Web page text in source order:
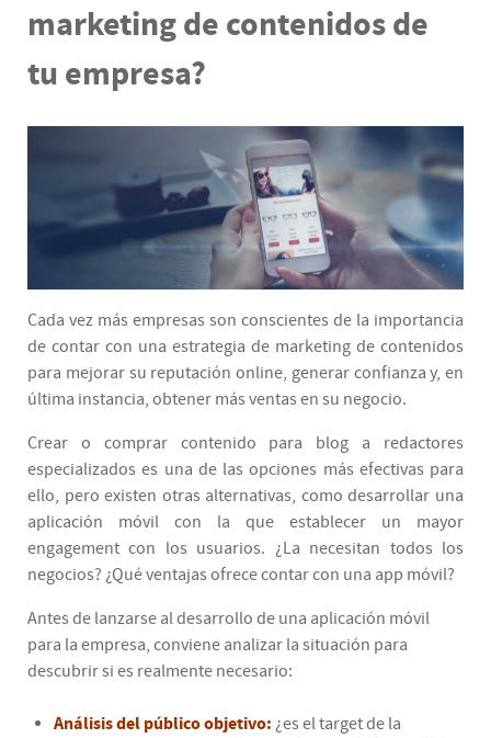
marketing de contenidos de
tu empresa?
Cada vez más empresas son conscientes de la importancia
de contar con una estrategia de marketing de contenidos
para mejorar su reputación online, generar confianza y, en
última instancia, obtener más ventas en su negocio.
Crear o comprar contenido para blog a redactores
especializados es una de las opciones más efectivas para
ello, pero existen otras alternativas, como desarrollar una
aplicación móvil con la que establecer un mayor
engagement con los usuarios. ¿La necesitan todos los
negocios? ¿Qué ventajas ofrece contar con una app móvil?
Antes de lanzarse al desarrollo de una aplicación móvil
para la empresa, conviene analizar la situación para
descubrir si es realmente necesario:
Análisis del público objetivo: ¿es el target de la